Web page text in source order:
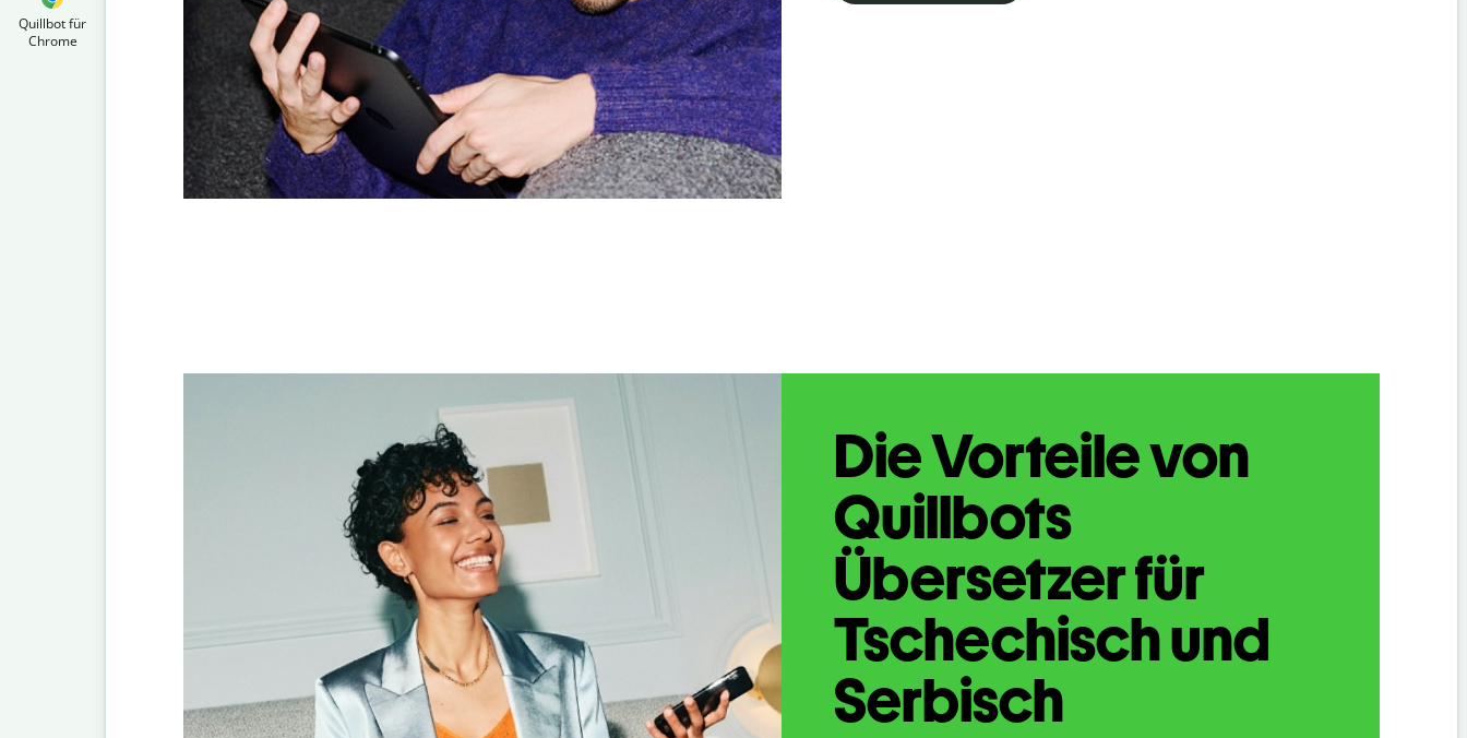
Quillbot für
Chrome
Die Vorteile von
Quillbots
Übersetzer für
Tschechisch und
Serbisch